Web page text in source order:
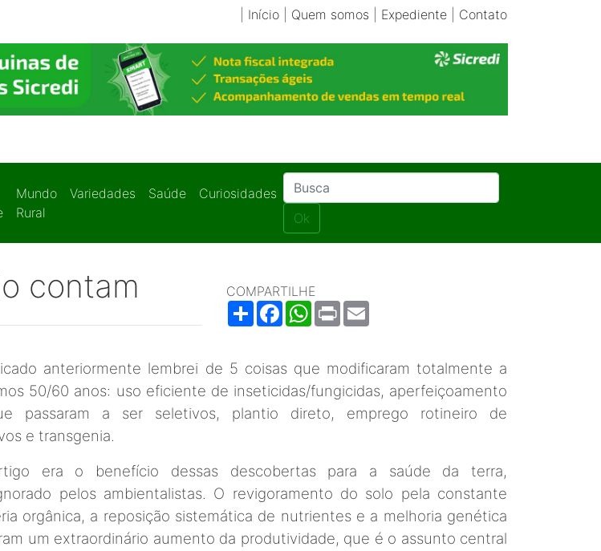
Início| Quem somos Expediente| Contato
Mundo
Rural
Variedades Saúde
Curiosidades
Ok
contam
COMPARTILHE
ShareFacebookWhatsApp
Print
anteriormente lembrei de 5 coisas que modificaram totalmente a
50/60 anos: uso eficiente de inseticidas/fungicidas, aperfeiçoamento
passaram a ser seletivos, plantio direto, emprego rotineiro de
e transgenia.
era o benefício dessas descobertas para a saúde da terra,
pelos ambientalistas. O revigoramento do solo pela constante
orgânica, a reposição sistemática de nutrientes e a melhoria genética
um extraordinário aumento da produtividade, que é o assunto central